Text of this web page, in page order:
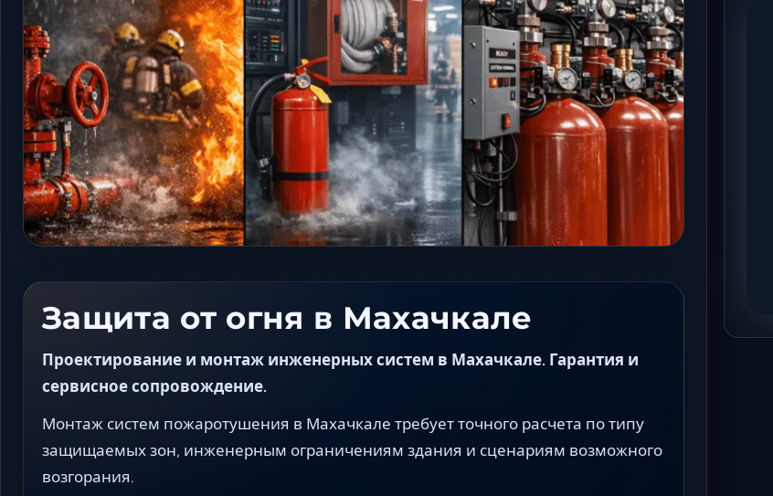
Защита от огня в Махачкале
Проектирование и монтаж инженерных систем в Махачкале. Гарантия и
сервисное сопровождение.
Монтаж систем пожаротушения в Махачкале требует точного расчета по типу
защищаемых зон, инженерным ограничениям здания и сценариям возможного
возгорания.